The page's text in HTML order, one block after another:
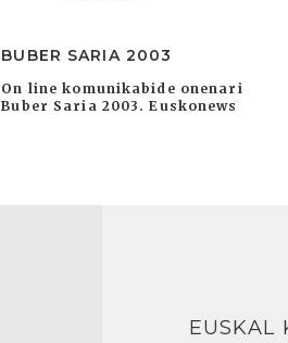
BUBER SARIA 2003
On line komunikabide onenari
Buber Saria 2003. Euskonews
EUSKAL